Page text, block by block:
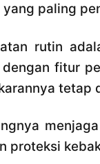
paling
rutin
fitur
tetap
proteksi